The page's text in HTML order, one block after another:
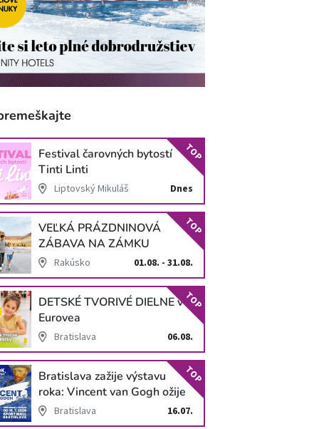
Festival čarovných bytostí
Tinti Linti
Liptovský Mikuláš Dnes
TOP
VEĽKÁ PRÁZDNINOVÁ
ZÁBAVA NA ZÁMKU
SCHLOSS HOF
Rakúsko 01.08. - 31.08.
TOP
DETSKÉ TVORIVÉ DIELNE v
Eurovea
Bratislava 06.08.
TOP
Bratislava zažije výstavu
roka: Vincent van Gogh ožije
v unikátnej imerzívnej šou!
Bratislava 16.07.
TOP